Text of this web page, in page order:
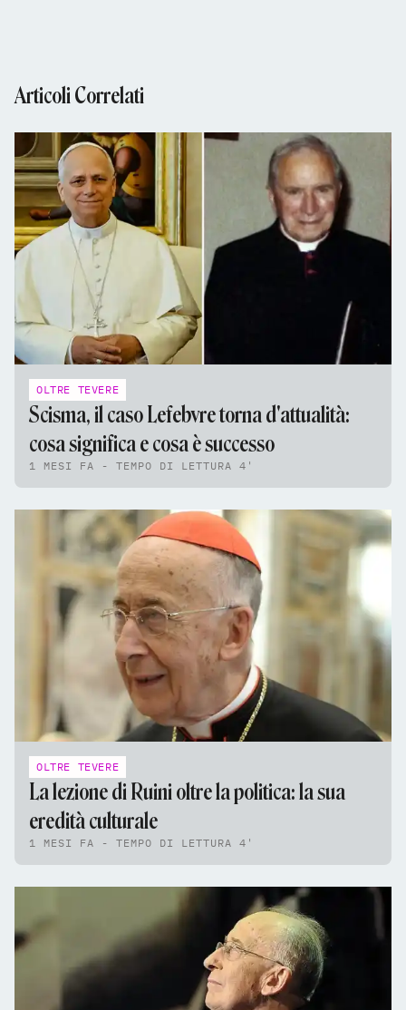
Articoli Correlati
OLTRE TEVERE
Scisma, il caso Lefebvre torna d'attualità:
cosa significa e cosa è successo
1 MESI FA - TEMPO DI LETTURA 4'
OLTRE TEVERE
La lezione di Ruini oltre la politica: la sua
eredità culturale
1 MESI FA - TEMPO DI LETTURA 4'